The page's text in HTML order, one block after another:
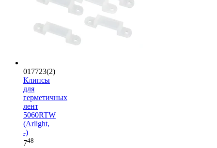
017723(2)
Клипсы
для
герметичных
лент
5060RTW
(Arlight,
-)
748